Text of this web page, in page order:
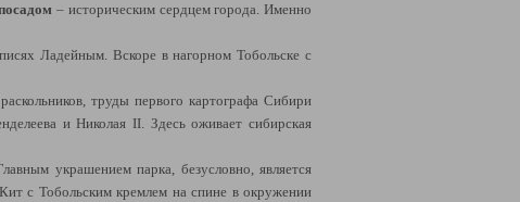
– историческим сердцем города. Именно
Ладейным. Вскоре в нагорном Тобольске с
труды первого картографа Сибири
и Николая II. Здесь оживает сибирская
украшением парка, безусловно, является
с Тобольским кремлем на спине в окружении